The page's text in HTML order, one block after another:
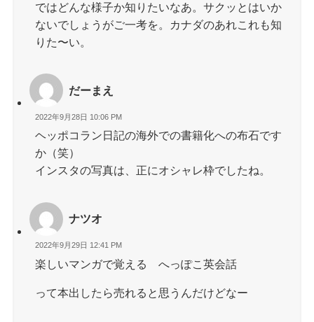
ではどんな様子か知りたいなあ。サクッとはいか
ないでしょうがご一考を。カナダのあれこれも知
りた〜い。
だーまえ
2022年9月28日 10:06 PM
ヘッポコラン日記の海外での書籍化への布石です
か（笑）
インスタの写真は、正にオシャレ枠でしたね。
ナツオ
2022年9月29日 12:41 PM
楽しいマンガで覚える へっぽこ英会話
って本出したら売れると思うんだけどなー